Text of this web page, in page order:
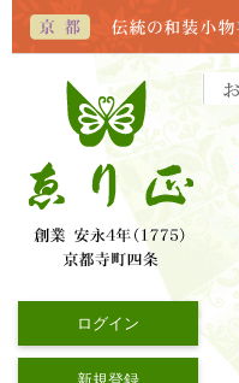
ログイン